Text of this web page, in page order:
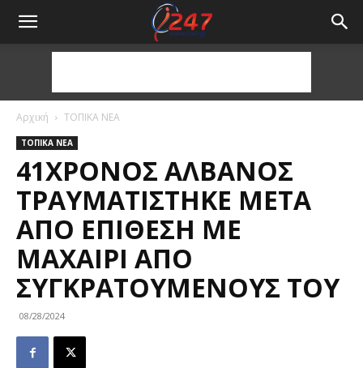
Αρχική ΤΟΠΙΚΑ ΝΕΑ
ΤΟΠΙΚΑ ΝΕΑ
41ΧΡΟΝΟΣ ΑΛΒΑΝΌΣ
ΤΡΑΥΜΑΤΊΣΤΗΚΕ ΜΕΤΆ
ΑΠΌ ΕΠΊΘΕΣΗ ΜΕ
ΜΑΧΑΊΡΙ ΑΠΌ
ΣΥΓΚΡΑΤΟΎΜΕΝΟΎΣ ΤΟΥ
08/28/2024